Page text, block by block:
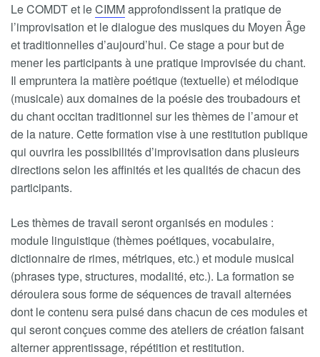
Le COMDT et leCIMMapprofondissent la pratique de
l’improvisation et le dialogue des musiques du Moyen Âge
et traditionnelles d’aujourd’hui. Ce stage a pour but de
mener les participants à une pratique improvisée du chant.
Il empruntera la matière poétique (textuelle) et mélodique
(musicale) aux domaines de la poésie des troubadours et
du chant occitan traditionnel sur les thèmes de l’amour et
de la nature. Cette formation vise à une restitution publique
qui ouvrira les possibilités d’improvisation dans plusieurs
directions selon les affinités et les qualités de chacun des
participants.
Les thèmes de travail seront organisés en modules :
module linguistique (thèmes poétiques, vocabulaire,
dictionnaire de rimes, métriques, etc.) et module musical
(phrases type, structures, modalité, etc.). La formation se
déroulera sous forme de séquences de travail alternées
dont le contenu sera puisé dans chacun de ces modules et
qui seront conçues comme des ateliers de création faisant
alterner apprentissage, répétition et restitution.